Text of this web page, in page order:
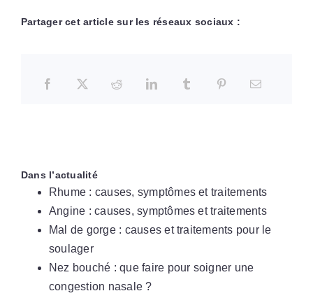
Partager cet article sur les réseaux sociaux :
Dans l’actualité
Rhume : causes, symptômes et traitements
Angine : causes, symptômes et traitements
Mal de gorge : causes et traitements pour le
soulager
Nez bouché : que faire pour soigner une
congestion nasale ?